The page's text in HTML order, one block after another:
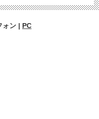
ォン | PC